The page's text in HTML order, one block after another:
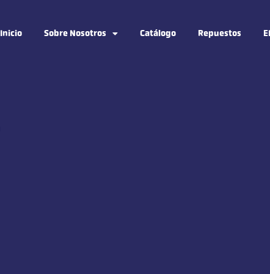
Inicio Sobre Nosotros Catálogo Repuestos